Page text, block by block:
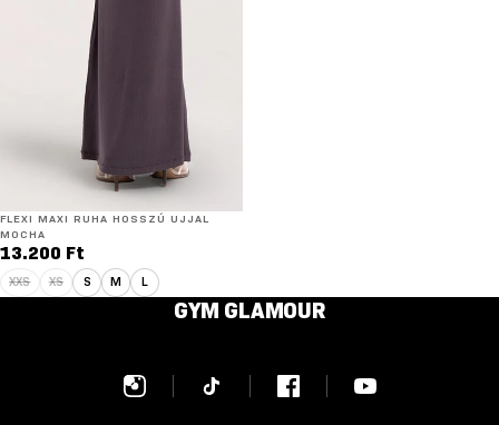
FLEXI MAXI RUHA HOSSZÚ UJJAL
MOCHA
13.200 Ft
XXS XS S M L
GYM GLAMOUR